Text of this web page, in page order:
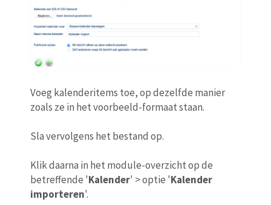
Voeg kalenderitems toe, op dezelfde manier
zoals ze in het voorbeeld-formaat staan.
Sla vervolgens het bestand op.
Klik daarna in het module-overzicht op de
betreffende 'Kalender' > optie 'Kalender
importeren'.